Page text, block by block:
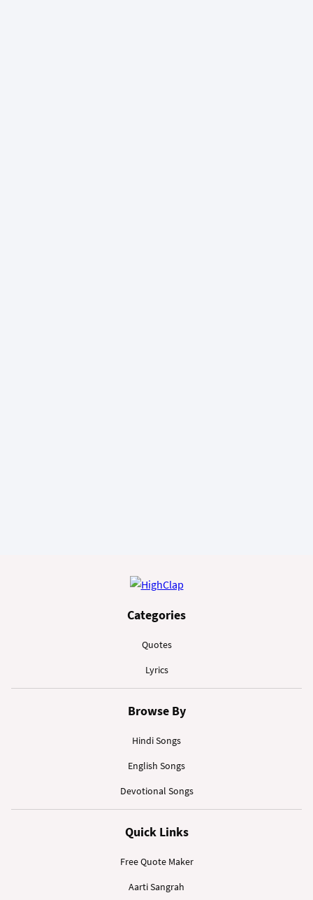
Categories
Quotes
Lyrics
Browse By
Hindi Songs
English Songs
Devotional Songs
Quick Links
Free Quote Maker
Aarti Sangrah